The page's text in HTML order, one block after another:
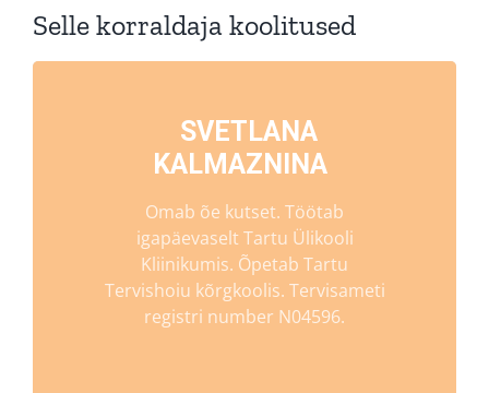
Selle korraldaja koolitused
SVETLANA
KALMAZNINA
Omab õe kutset. Töötab
igapäevaselt Tartu Ülikooli
Kliinikumis. Õpetab Tartu
Tervishoiu kõrgkoolis. Tervisameti
registri number N04596.